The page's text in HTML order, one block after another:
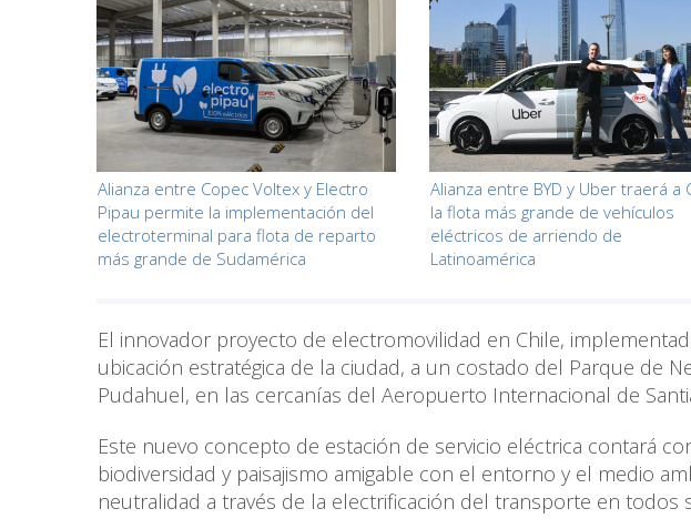
Alianza entre Copec Voltex y Electro
Pipau permite la implementación del
electroterminal para flota de reparto
más grande de Sudamérica
Alianza entre BYD y Uber traerá a
la flota más grande de vehículos
eléctricos de arriendo de
Latinoamérica
El innovador proyecto de electromovilidad en Chile,
ubicación estratégica de la ciudad, a un costado del Parque de
Pudahuel, en las cercanías del Aeropuerto Internacional de
Este nuevo concepto de estación de servicio eléctrica contará
biodiversidad y paisajismo amigable con el entorno y el medio
neutralidad a través de la electrificación del transporte en todos